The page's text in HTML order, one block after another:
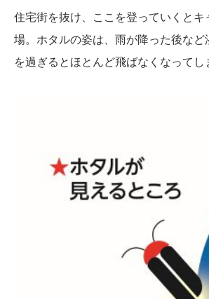
住宅街を抜け、ここを登っていくと
場。ホタルの姿は、雨が降った後な
を過ぎるとほとんど飛ばなくなって